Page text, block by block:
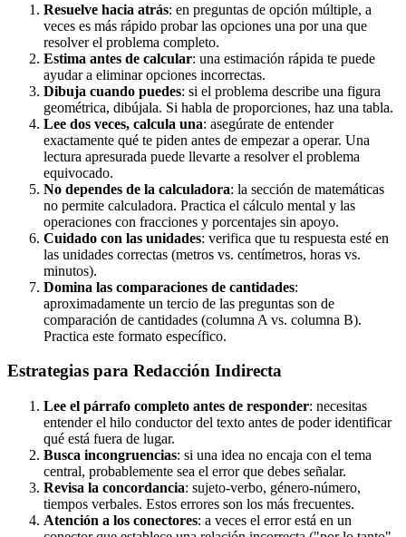
Resuelve hacia atrás: en preguntas de opción múltiple, a
veces es más rápido probar las opciones una por una que
resolver el problema completo.
Estima antes de calcular: una estimación rápida te puede
ayudar a eliminar opciones incorrectas.
Dibuja cuando puedes: si el problema describe una figura
geométrica, dibújala. Si habla de proporciones, haz una tabla.
Lee dos veces, calcula una: asegúrate de entender
exactamente qué te piden antes de empezar a operar. Una
lectura apresurada puede llevarte a resolver el problema
equivocado.
No dependes de la calculadora: la sección de matemáticas
no permite calculadora. Practica el cálculo mental y las
operaciones con fracciones y porcentajes sin apoyo.
Cuidado con las unidades: verifica que tu respuesta esté en
las unidades correctas (metros vs. centímetros, horas vs.
minutos).
Domina las comparaciones de cantidades:
aproximadamente un tercio de las preguntas son de
comparación de cantidades (columna A vs. columna B).
Practica este formato específico.
Estrategias para Redacción Indirecta
Lee el párrafo completo antes de responder: necesitas
entender el hilo conductor del texto antes de poder identificar
qué está fuera de lugar.
Busca incongruencias: si una idea no encaja con el tema
central, probablemente sea el error que debes señalar.
Revisa la concordancia: sujeto-verbo, género-número,
tiempos verbales. Estos errores son los más frecuentes.
Atención a los conectores: a veces el error está en un